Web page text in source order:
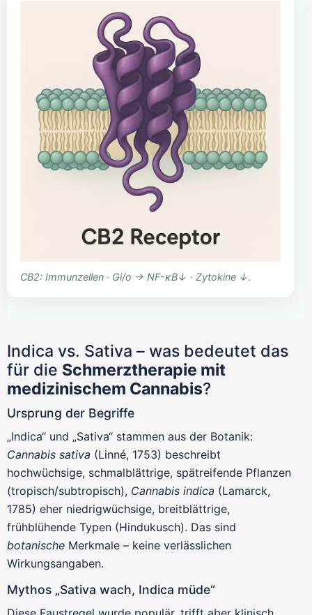
CB2: Immunzellen · Gi/o → NF-κB↓ · Zytokine ↓.
Indica vs. Sativa – was bedeutet das
für die Schmerztherapie mit
medizinischem Cannabis?
Ursprung der Begriffe
„Indica“ und „Sativa“ stammen aus der Botanik:
Cannabis sativa (Linné, 1753) beschreibt
hochwüchsige, schmalblättrige, spätreifende Pflanzen
(tropisch/subtropisch), Cannabis indica (Lamarck,
1785) eher niedrigwüchsige, breitblättrige,
frühblühende Typen (Hindukusch). Das sind
botanische Merkmale – keine verlässlichen
Wirkungsangaben.
Mythos „Sativa wach, Indica müde“